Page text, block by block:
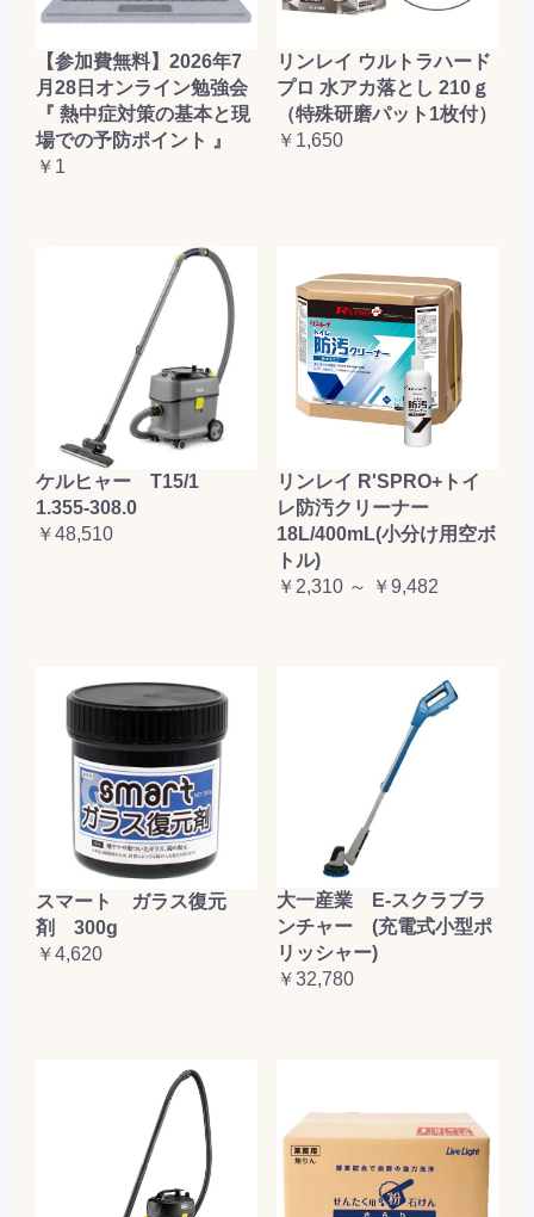
【参加費無料】2026年7
月28日オンライン勉強会
『 熱中症対策の基本と現
場での予防ポイント 』
￥1
リンレイ ウルトラハード
プロ 水アカ落とし 210ｇ
（特殊研磨パット1枚付）
￥1,650
ケルヒャー T15/1
1.355-308.0
￥48,510
リンレイ R'SPRO+トイ
レ防汚クリーナー
18L/400mL(小分け用空ボ
トル)
￥2,310 ～ ￥9,482
スマート ガラス復元
剤 300g
￥4,620
大一産業 E-スクラブラ
ンチャー (充電式小型ポ
リッシャー)
￥32,780